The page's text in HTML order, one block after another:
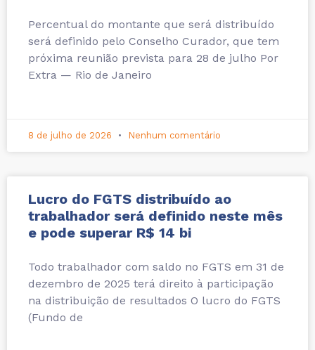
Percentual do montante que será distribuído
será definido pelo Conselho Curador, que tem
próxima reunião prevista para 28 de julho Por
Extra — Rio de Janeiro
8 de julho de 2026 Nenhum comentário
Lucro do FGTS distribuído ao
trabalhador será definido neste mês
e pode superar R$ 14 bi
Todo trabalhador com saldo no FGTS em 31 de
dezembro de 2025 terá direito à participação
na distribuição de resultados O lucro do FGTS
(Fundo de